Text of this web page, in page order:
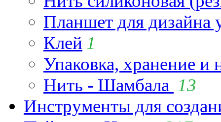
Планшет для
Клей 1
Упаковка, хранение и
Нить - Шамбала 13
Инструменты для